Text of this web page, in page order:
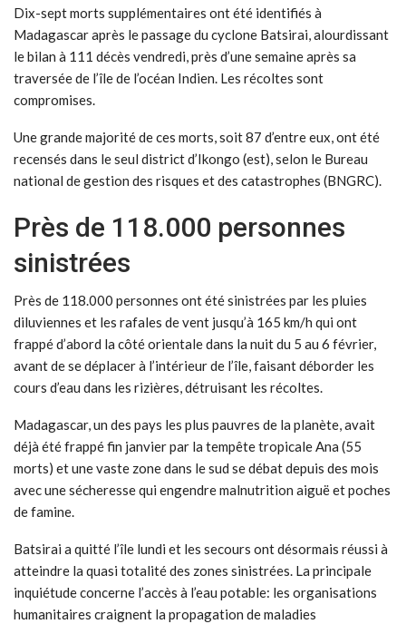
Dix-sept morts supplémentaires ont été identifiés à
Madagascar après le passage du cyclone Batsirai, alourdissant
le bilan à 111 décès vendredi, près d’une semaine après sa
traversée de l’île de l’océan Indien. Les récoltes sont
compromises.
Une grande majorité de ces morts, soit 87 d’entre eux, ont été
recensés dans le seul district d’Ikongo (est), selon le Bureau
national de gestion des risques et des catastrophes (BNGRC).
Près de 118.000 personnes
sinistrées
Près de 118.000 personnes ont été sinistrées par les pluies
diluviennes et les rafales de vent jusqu’à 165 km/h qui ont
frappé d’abord la côté orientale dans la nuit du 5 au 6 février,
avant de se déplacer à l’intérieur de l’île, faisant déborder les
cours d’eau dans les rizières, détruisant les récoltes.
Madagascar, un des pays les plus pauvres de la planète, avait
déjà été frappé fin janvier par la tempête tropicale Ana (55
morts) et une vaste zone dans le sud se débat depuis des mois
avec une sécheresse qui engendre malnutrition aiguë et poches
de famine.
Batsirai a quitté l’île lundi et les secours ont désormais réussi à
atteindre la quasi totalité des zones sinistrées. La principale
inquiétude concerne l’accès à l’eau potable: les organisations
humanitaires craignent la propagation de maladies